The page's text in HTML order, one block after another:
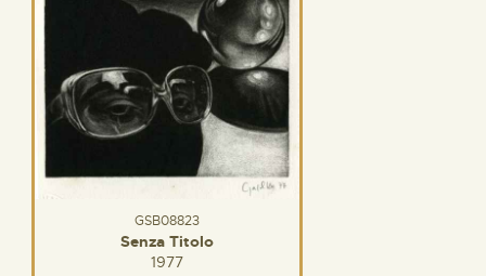
GSB08823
Senza Titolo
1977